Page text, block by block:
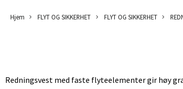
Hjem FLYT OG SIKKERHET FLYT OG SIKKERHET
Redningsvest med faste flyteelementer gir høy